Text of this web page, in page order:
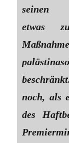
seinen
etwas
noch, als
des